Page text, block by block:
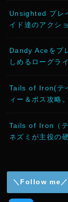
Unsighted プレ
イド達のアクシ
Dandy Aceをプ
しめるローグラ
Tails of Iron(テ
ィー＆ボス攻略。
Tails of Iron（テ
ネズミが主役の
＼Follow me／